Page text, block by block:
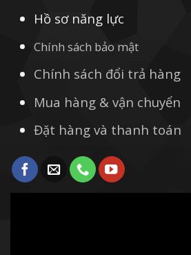
Hồ sơ năng lực
Chính sách bảo mật
Chính sách đổi trả hàng
Mua hàng & vận chuyển
Đặt hàng và thanh toán